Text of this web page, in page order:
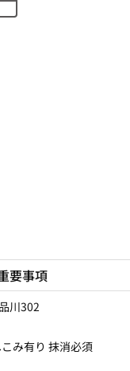
要事項
川302
み有り 抹消必須